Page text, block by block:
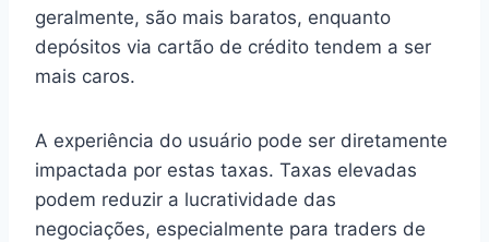
geralmente, são mais baratos, enquanto
depósitos via cartão de crédito tendem a ser
mais caros.
A experiência do usuário pode ser diretamente
impactada por estas taxas. Taxas elevadas
podem reduzir a lucratividade das
negociações, especialmente para traders de